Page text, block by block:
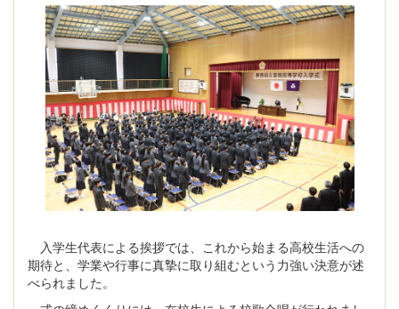
入学生代表による挨拶では、これから始まる高校生活への
期待と、学業や行事に真摯に取り組むという力強い決意が述
べられました。